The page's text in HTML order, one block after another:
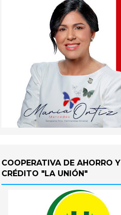
COOPERATIVA DE AHORRO Y
CRÉDITO "LA UNIÓN"